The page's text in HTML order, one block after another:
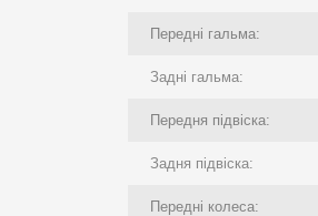
Передні гальма:
Задні гальма:
Передня підвіска:
Задня підвіска:
Передні колеса: